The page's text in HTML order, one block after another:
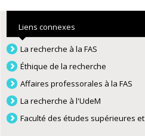
Liens connexes
La recherche à la FAS
Éthique de la recherche
Affaires professorales à la FAS
La recherche à l'UdeM
Faculté des études supérieures